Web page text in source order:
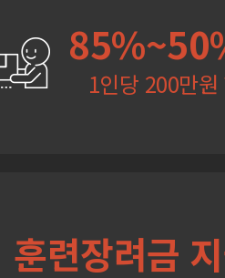
1인당 200만원
훈련장려금